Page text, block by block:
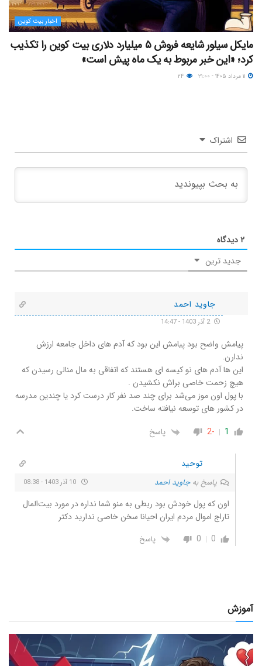
اخبار بیت کوین
مایکل سیلور شایعه فروش ۵ میلیارد دلاری بیت کوین را تکذیب
کرد؛ «این خبر مربوط به یک ماه پیش است»
اشتراک
۲دیدگاه
جدید ترین
جاوید احمد
2 آذر 1403 - 14:47
پیامش واضح بود پیامش این بود که آدم های داخل جامعه ارزش
ندارن.
این ها آدم های نو کیسه ای هستند که اتفاقی به مال منالی رسیدن که
هیچ زحمت خاصی براش نکشیدن .
با پول اون موز می‌شد برای چند صد نفر کار درست کرد یا چندین مدرسه
در کشور های توسعه نیافته ساخت.
1
-2 پاسخ
توحید
پاسخ بهجاوید احمد
اون که پول خودش بود ربطی به منو شما نداره در مورد بیت‌المال
تاراج اموال مردم ایران احيانا سخن خاصی ندارید دکتر
0
0 پاسخ
آموزش